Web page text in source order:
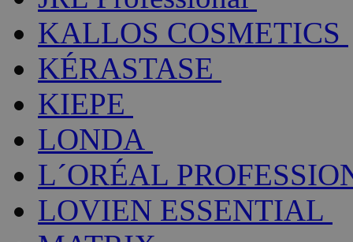
KALLOS COSMETICS
KÉRASTASE
KIEPE
LONDA
L´ORÉAL
LOVIEN ESSENTIAL